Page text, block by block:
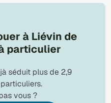
à Liévin de
particulier
séduit plus de 2,9
vous ?